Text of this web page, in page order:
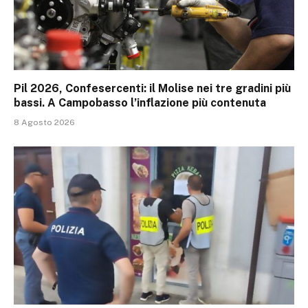
Pil 2026, Confesercenti: il Molise nei tre gradini più
bassi. A Campobasso l’inflazione più contenuta
8 Agosto 2026